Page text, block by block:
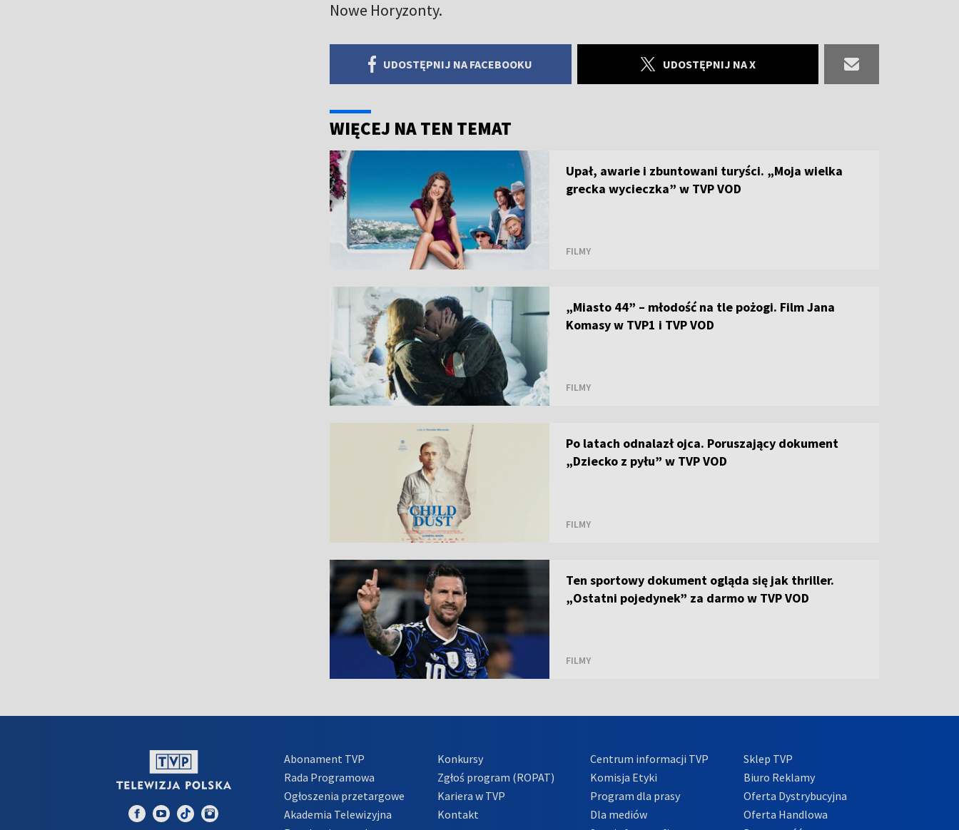
Nowe Horyzonty.
UDOSTĘPNIJ NA FACEBOOKU UDOSTĘPNIJ NA X
WIĘCEJ NA TEN TEMAT
Upał, awarie i zbuntowani turyści. „Moja wielka
grecka wycieczka” w TVP VOD
FILMY
„Miasto 44” – młodość na tle pożogi. Film Jana
Komasy w TVP1 i TVP VOD
FILMY
Po latach odnalazł ojca. Poruszający dokument
„Dziecko z pyłu” w TVP VOD
FILMY
Ten sportowy dokument ogląda się jak thriller.
„Ostatni pojedynek” za darmo w TVP VOD
FILMY
Abonament TVP
Rada Programowa
Ogłoszenia przetargowe
Akademia Telewizyjna
Konkursy
Zgłoś program (ROPAT)
Kariera w TVP
Kontakt
Centrum informacji TVP
Komisja Etyki
Program dla prasy
Dla mediów
Sklep TVP
Biuro Reklamy
Oferta Dystrybucyjna
Oferta Handlowa